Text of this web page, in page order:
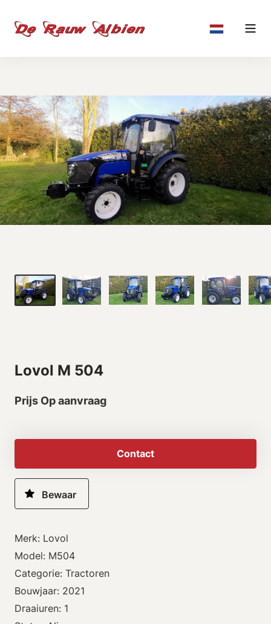
Lovol M 504
Prijs Op aanvraag
Contact
Merk: Lovol
Model: M504
Categorie: Tractoren
Bouwjaar: 2021
Draaiuren: 1